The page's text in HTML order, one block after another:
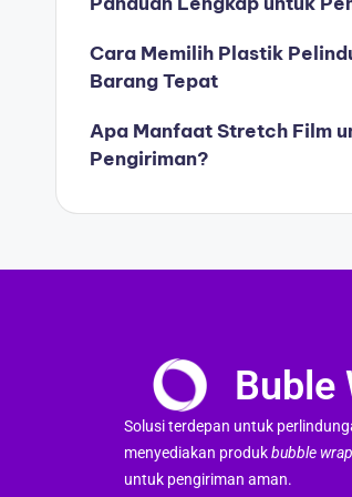
Cara Memilih Plastik
Barang Tepat
Apa Manfaat Stretch Film
Pengiriman?
Buble
Solusi terdepan untuk
menyediakan produkbubble wrap
untuk pengiriman aman.